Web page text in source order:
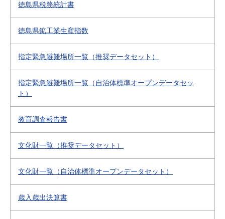
徳島県税務統計書
徳島県鉱工業生産指数
指定緊急避難場所一覧（推奨データセット）
指定緊急避難場所一覧（自治体標準オープンデータセッ
ト）
教育調査報告書
文化財一覧（推奨データセット）
文化財一覧（自治体標準オープンデータセット）
歳入歳出決算書